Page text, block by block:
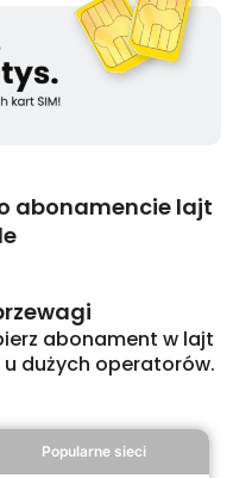
abonamencie lajt
abonament w lajt
dużych operatorów.
Popularne sieci